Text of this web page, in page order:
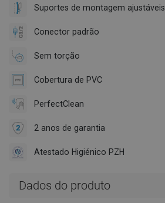
Suportes de montagem ajustáveis
Conector padrão
Sem torção
Cobertura de PVC
PerfectClean
2 anos de garantia
Atestado Higiénico PZH
Dados do produto